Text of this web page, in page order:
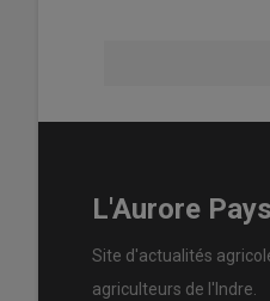
L'Aurore
Site d'actualités
agriculteurs de l'Indre.